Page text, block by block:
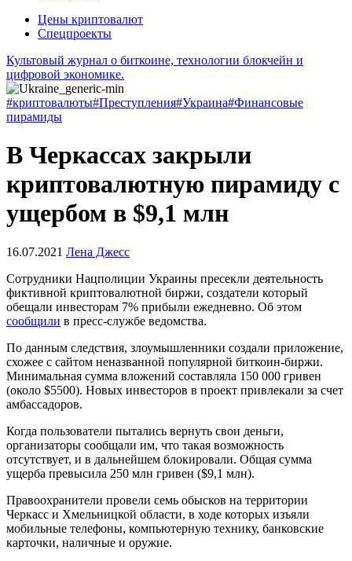
Цены криптовалют
Спецпроекты
Культовый журнал о биткоине, технологии блокчейн и
цифровой экономике.
#криптовалюты#Преступления#Украина#Финансовые
пирамиды
В Черкассах закрыли
криптовалютную пирамиду с
ущербом в $9,1 млн
16.07.2021 Лена Джесс
Сотрудники Нацполиции Украины пресекли деятельность
фиктивной криптовалютной биржи, создатели который
обещали инвесторам 7% прибыли ежедневно. Об этом
сообщили в пресс-службе ведомства.
По данным следствия, злоумышленники создали приложение,
схожее с сайтом неназванной популярной биткоин-биржи.
Минимальная сумма вложений составляла 150 000 гривен
(около $5500). Новых инвесторов в проект привлекали за счет
амбассадоров.
Когда пользователи пытались вернуть свои деньги,
организаторы сообщали им, что такая возможность
отсутствует, и в дальнейшем блокировали. Общая сумма
ущерба превысила 250 млн гривен ($9,1 млн).
Правоохранители провели семь обысков на территории
Черкасс и Хмельницкой области, в ходе которых изъяли
мобильные телефоны, компьютерную технику, банковские
карточки, наличные и оружие.